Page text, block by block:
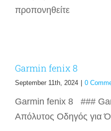
προπονηθείτε
Garmin fenix 8
September 11th, 2024 0
Garmin fenix 8 ###
Απόλυτος Οδηγός για